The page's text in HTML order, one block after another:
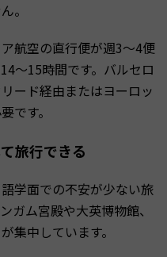
。
航空の直行便が週3〜4便
〜15時間です。バルセロ
ード経由またはヨーロッ
です。
旅行できる
学面での不安が少ない旅
ガム宮殿や大英博物館、
集中しています。